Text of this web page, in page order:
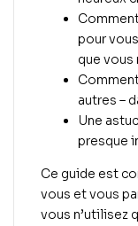
pour
que vous
autres –
Une
presque
Ce guide est
vous et vous
vous n’utilisez